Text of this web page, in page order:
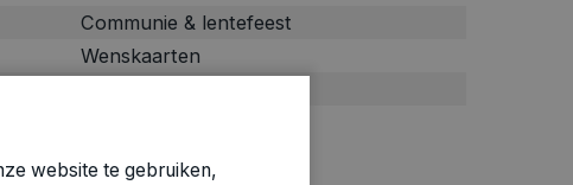
Communie & lentefeest
Wenskaarten
website te gebruiken,